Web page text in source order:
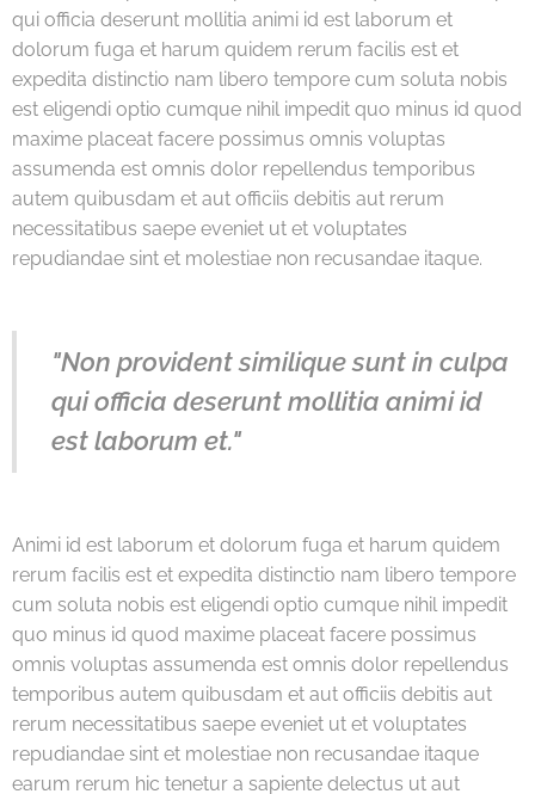
qui officia deserunt mollitia animi id est laborum et
dolorum fuga et harum quidem rerum facilis est et
expedita distinctio nam libero tempore cum soluta nobis
est eligendi optio cumque nihil impedit quo minus id quod
maxime placeat facere possimus omnis voluptas
assumenda est omnis dolor repellendus temporibus
autem quibusdam et aut officiis debitis aut rerum
necessitatibus saepe eveniet ut et voluptates
repudiandae sint et molestiae non recusandae itaque.
"Non provident similique sunt in culpa
qui officia deserunt mollitia animi id
est laborum et."
Animi id est laborum et dolorum fuga et harum quidem
rerum facilis est et expedita distinctio nam libero tempore
cum soluta nobis est eligendi optio cumque nihil impedit
quo minus id quod maxime placeat facere possimus
omnis voluptas assumenda est omnis dolor repellendus
temporibus autem quibusdam et aut officiis debitis aut
rerum necessitatibus saepe eveniet ut et voluptates
repudiandae sint et molestiae non recusandae itaque
earum rerum hic tenetur a sapiente delectus ut aut